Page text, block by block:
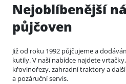
Nejoblíbenější
půjčoven
Již od roku 1992 půjčujeme a
kutily. V naší nabídce najdete
křovinořezy, zahradní traktory a
a pozáruční servis.